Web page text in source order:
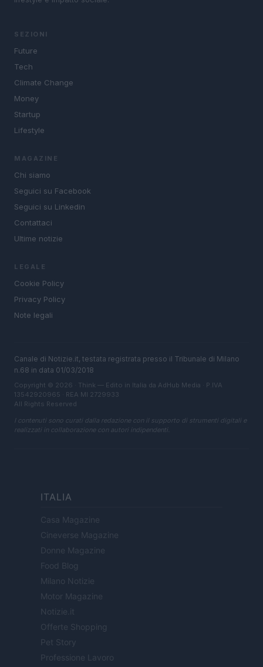
SEZIONI
Future
Tech
Climate Change
Money
Startup
Lifestyle
MAGAZINE
Chi siamo
Seguici su Facebook
Seguici su Linkedin
Contattaci
Ultime notizie
LEGALE
Cookie Policy
Privacy Policy
Note legali
Canale di Notizie.it, testata registrata presso il Tribunale di Milano
n.68 in data 01/03/2018
Copyright © 2026 · Think — Edito in Italia da AdHub Media · P.IVA
13542920965 · REA MI 2729933
All Rights Reserved
I contenuti sono curati dalla redazione con il supporto di strumenti digitali e
realizzati in collaborazione con autori indipendenti.
ITALIA
Casa Magazine
Cineverse Magazine
Donne Magazine
Food Blog
Milano Notizie
Motor Magazine
Notizie.it
Offerte Shopping
Pet Story
Professione Lavoro